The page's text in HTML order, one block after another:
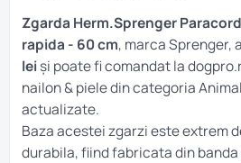
Zgarda Herm.Sprenger
rapida - 60 cm, marca Sprenger,
lei și poate fi comandat la
nailon & pieledin categoria
actualizate.
Baza acestei zgarzi este extrem
durabila, fiind fabricata din